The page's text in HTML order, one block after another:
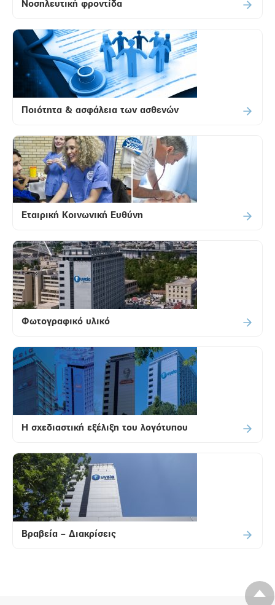
Nοσηλευτική φροντίδα
Ποιότητα & ασφάλεια των ασθενών
Εταιρική Κοινωνική Ευθύνη
Φωτογραφικό υλικό
H σχεδιαστική εξέλιξη του λογότυπου
Βραβεία – Διακρίσεις